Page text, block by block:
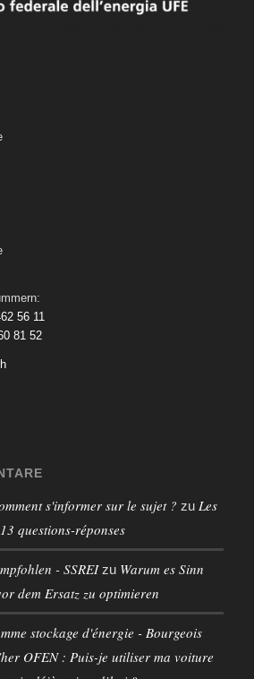
56 11
81 52
s'informer sur le sujet ? zu Les
questions-réponses
- SSREIzu Warum es Sinn
dem Ersatz zu optimieren
stockage d'énergie - Bourgeois
OFEN : Puis-je utiliser ma voiture